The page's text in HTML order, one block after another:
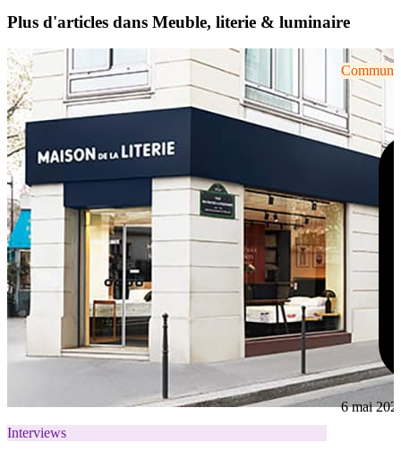
Plus d'articles dans Meuble, literie & luminaire
Interviews
6 mai